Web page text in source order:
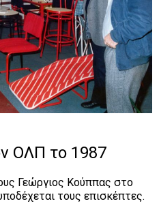
ΟΛΠ το 1987
Γεώργιος Κούππας στο
τους επισκέπτες.